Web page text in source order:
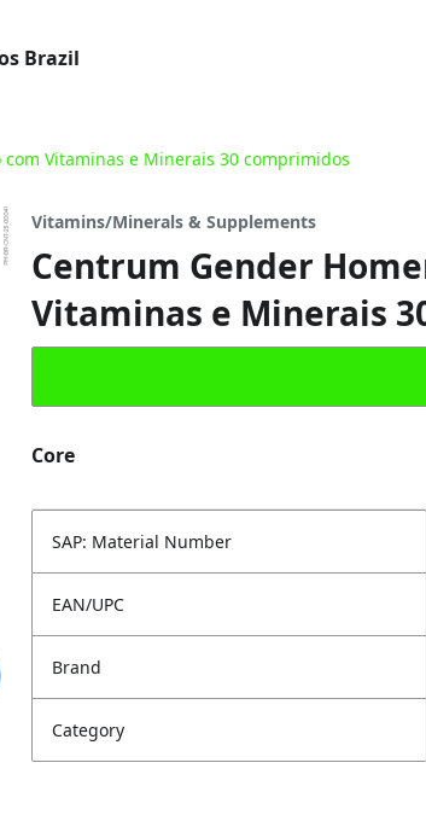
Brazil
Vitaminas e Minerais 30 comprimidos
Vitamins/Minerals & Supplements
Centrum Gender
Vitaminas e Minerais
Core
SAP: Material Number
EAN/UPC
Brand
Category